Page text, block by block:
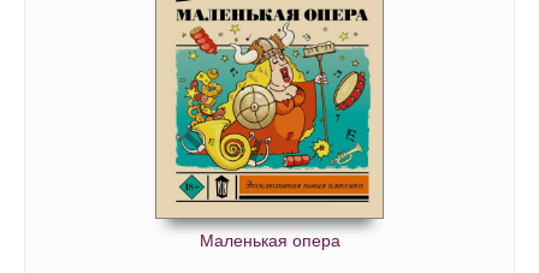
Маленькая опера